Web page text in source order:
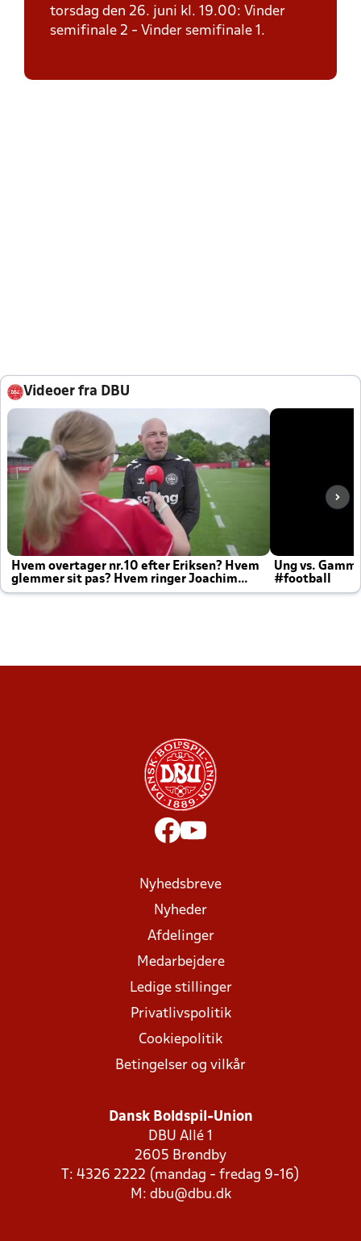
torsdag den 26. juni kl. 19.00: Vinder
semifinale 2 - Vinder semifinale 1.
Videoer fra DBU
Hvem overtager nr.10 efter Eriksen? Hvem
glemmer sit pas? Hvem ringer Joachim
altid til efter kampe?
Ung vs.
#football
Nyhedsbreve
Nyheder
Afdelinger
Medarbejdere
Ledige stillinger
Privatlivspolitik
Cookiepolitik
Betingelser og vilkår
Dansk Boldspil-Union
DBU Allé 1
2605 Brøndby
T: 4326 2222 (mandag - fredag 9-16)
M: dbu@dbu.dk